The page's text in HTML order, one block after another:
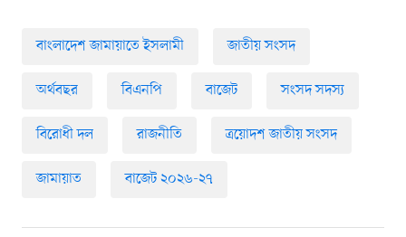
বাংলাদেশ জামায়াতে ইসলামী জাতীয় সংসদ
অর্থবছর বিএনপি বাজেট সংসদ সদস্য
বিরোধী দল রাজনীতি ত্রয়োদশ জাতীয় সংসদ
জামায়াত বাজেট ২০২৬-২৭